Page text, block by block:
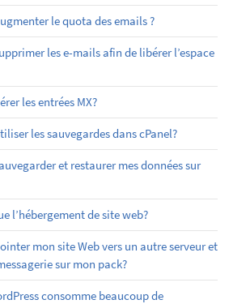
le quota des emails ?
les e-mails afin de libérer l’espace
les entrées MX?
les sauvegardes dans cPanel?
et restaurer mes données sur
l’hébergement de site web?
mon site Web vers un autre serveur et
sur mon pack?
consomme beaucoup de